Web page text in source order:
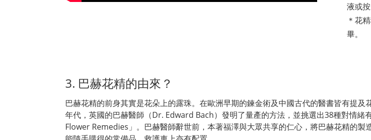
液或按
＊花
畢。
3. 巴赫花精的由來？
巴赫花精的前身其實是花朵上的露珠。在歐洲早期的鍊金術及中國古代的醫書皆有提
年代，英國的巴赫醫師（Dr. Edward Bach）發明了量產的方法，並挑選出38種對情
Flower Remedies」。巴赫醫師辭世前，本著福澤與大眾共享的仁心，將巴赫花精的